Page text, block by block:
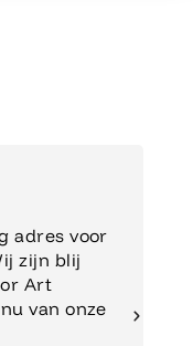
adres voor
zijn blij
Art
van onze